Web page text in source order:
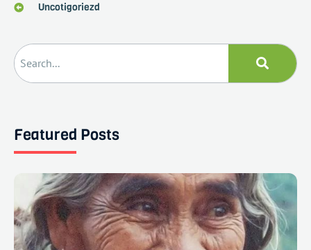
Uncotigoriezd
Featured Posts